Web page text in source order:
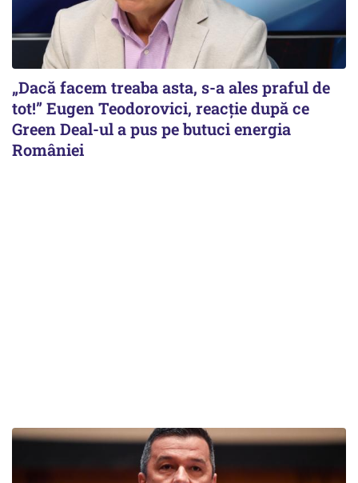
„Dacă facem treaba asta, s-a ales praful de
tot!” Eugen Teodorovici, reacție după ce
Green Deal-ul a pus pe butuci energia
României